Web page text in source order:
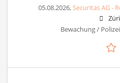
05.08.2026,Securitas AG -
Bewachung /